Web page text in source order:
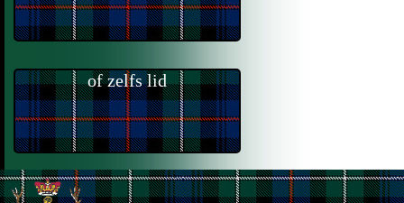
of zelfs lid